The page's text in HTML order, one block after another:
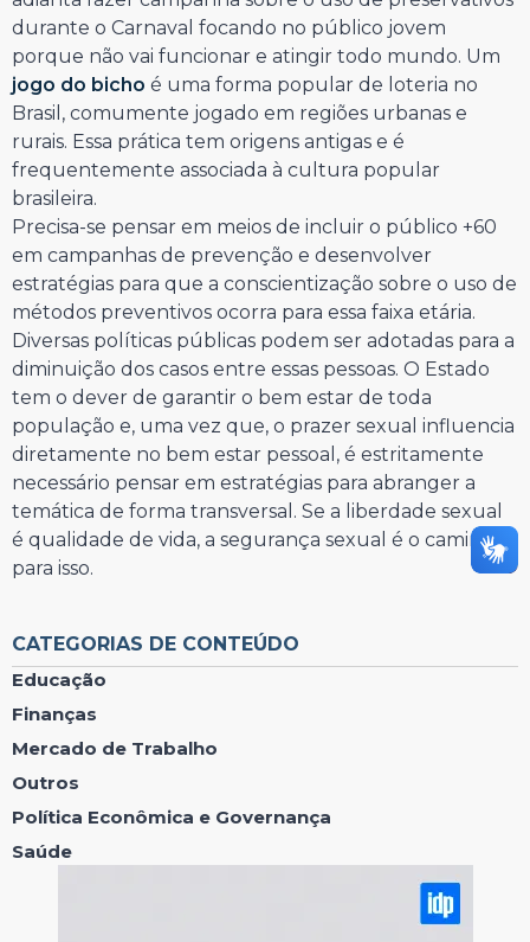
durante o Carnaval focando no público jovem
porque não vai funcionar e atingir todo mundo. Um
jogo do bicho é uma forma popular de loteria no
Brasil, comumente jogado em regiões urbanas e
rurais. Essa prática tem origens antigas e é
frequentemente associada à cultura popular
brasileira.
Precisa-se pensar em meios de incluir o público +60
em campanhas de prevenção e desenvolver
estratégias para que a conscientização sobre o uso de
métodos preventivos ocorra para essa faixa etária.
Diversas políticas públicas podem ser adotadas para a
diminuição dos casos entre essas pessoas. O Estado
tem o dever de garantir o bem estar de toda
população e, uma vez que, o prazer sexual influencia
diretamente no bem estar pessoal, é estritamente
necessário pensar em estratégias para abranger a
temática de forma transversal. Se a liberdade sexual
é qualidade de vida, a segurança sexual é o caminho
para isso.
CATEGORIAS DE CONTEÚDO
Educação
Finanças
Mercado de Trabalho
Outros
Política Econômica e Governança
Saúde